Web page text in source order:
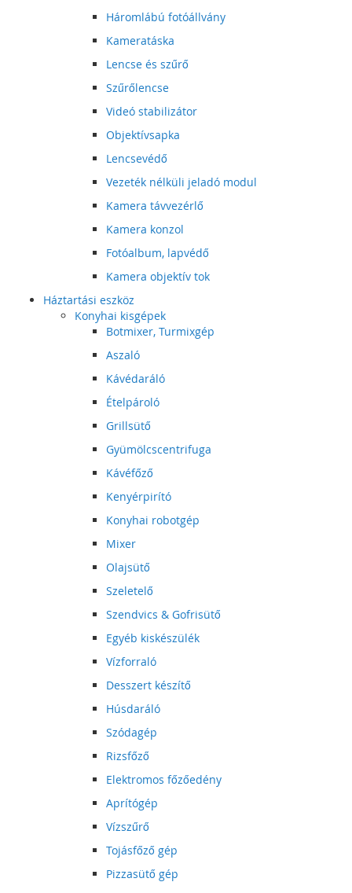
Háromlábú fotóállvány
Kameratáska
Lencse és szűrő
Szűrőlencse
Videó stabilizátor
Objektívsapka
Lencsevédő
Vezeték nélküli jeladó modul
Kamera távvezérlő
Kamera konzol
Fotóalbum, lapvédő
Kamera objektív tok
Háztartási eszköz
Konyhai kisgépek
Botmixer, Turmixgép
Aszaló
Kávédaráló
Ételpároló
Grillsütő
Gyümölcscentrifuga
Kávéfőző
Kenyérpirító
Konyhai robotgép
Mixer
Olajsütő
Szeletelő
Szendvics & Gofrisütő
Egyéb kiskészülék
Vízforraló
Desszert készítő
Húsdaráló
Szódagép
Rizsfőző
Elektromos főzőedény
Aprítógép
Vízszűrő
Tojásfőző gép
Pizzasütő gép